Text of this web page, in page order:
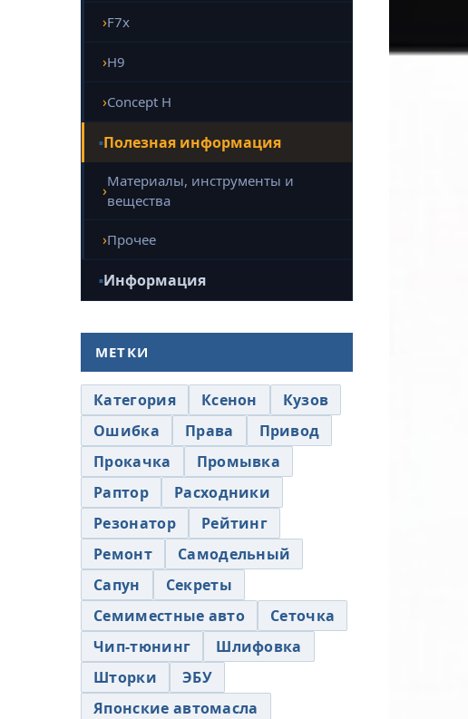
F7x
H9
Concept H
Полезная информация
Материалы, инструменты и
вещества
Прочее
Информация
МЕТКИ
Категория Ксенон
Кузов
Ошибка
Права
Привод
Прокачка
Промывка
Раптор
Расходники
Резонатор
Рейтинг
Ремонт
Самодельный
Сапун
Секреты
Семиместные авто
Сеточка
Чип-тюнинг
Шлифовка
Шторки
ЭБУ
Японские автомасла